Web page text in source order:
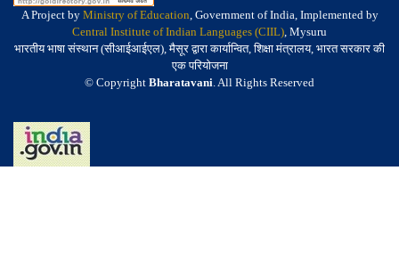
A Project by Ministry of Education, Government of India, Implemented by
Central Institute of Indian Languages (CIIL), Mysuru
भारतीय भाषा संस्थान (सीआईआईएल), मैसूर द्वारा कार्यान्वित, शिक्षा मंत्रालय, भारत सरकार की
एक परियोजना
© Copyright Bharatavani. All Rights Reserved